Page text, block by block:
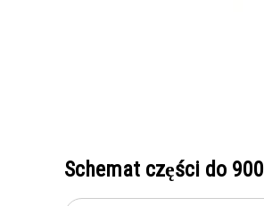
Schemat części do